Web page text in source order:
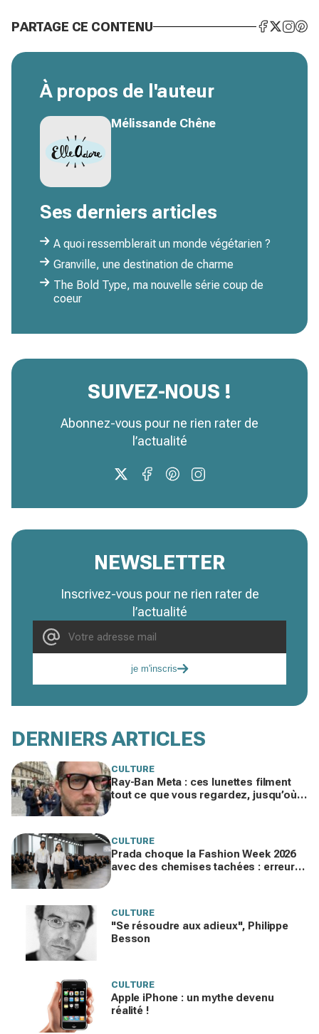
PARTAGE CE CONTENU
À propos de l'auteur
Mélissande Chêne
Ses derniers articles
A quoi ressemblerait un monde végétarien ?
Granville, une destination de charme
The Bold Type, ma nouvelle série coup de
coeur
SUIVEZ-NOUS !
Abonnez-vous pour ne rien rater de
l’actualité
NEWSLETTER
Inscrivez-vous pour ne rien rater de
l’actualité
je m'inscris
DERNIERS ARTICLES
CULTURE
Ray-Ban Meta : ces lunettes filment
tout ce que vous regardez, jusqu’où
CULTURE
Prada choque la Fashion Week 2026
avec des chemises tachées : erreur
CULTURE
"Se résoudre aux adieux", Philippe
Besson
CULTURE
Apple iPhone : un mythe devenu
réalité !